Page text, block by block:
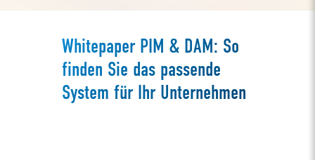
Whitepaper PIM & DAM: So
finden Sie das passende
System für Ihr Unternehmen